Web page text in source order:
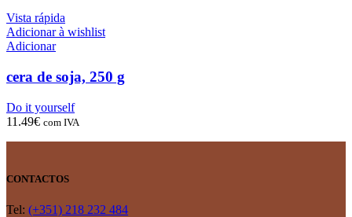
Vista rápida
Adicionar à wishlist
Adicionar
cera de soja, 250 g
Do it yourself
11.49€ com IVA
CONTACTOS
Tel: (+351) 218 232 484